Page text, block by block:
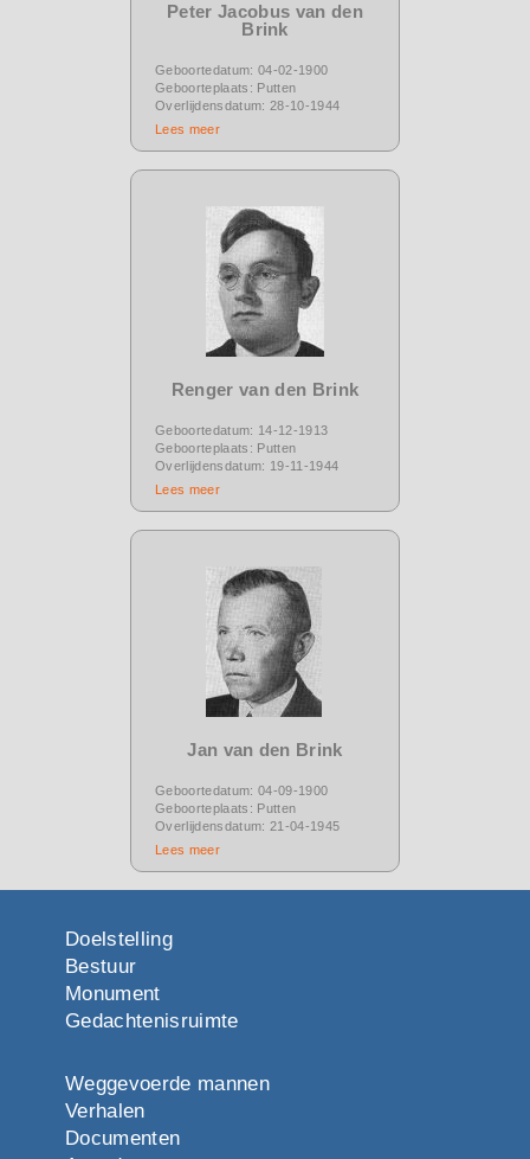
Peter Jacobus van den
Brink
Geboortedatum: 04-02-1900
Geboorteplaats: Putten
Overlijdensdatum: 28-10-1944
Lees meer
Renger van den Brink
Geboortedatum: 14-12-1913
Geboorteplaats: Putten
Overlijdensdatum: 19-11-1944
Lees meer
Jan van den Brink
Geboortedatum: 04-09-1900
Geboorteplaats: Putten
Overlijdensdatum: 21-04-1945
Lees meer
Doelstelling
Bestuur
Monument
Gedachtenisruimte
Weggevoerde mannen
Verhalen
Documenten